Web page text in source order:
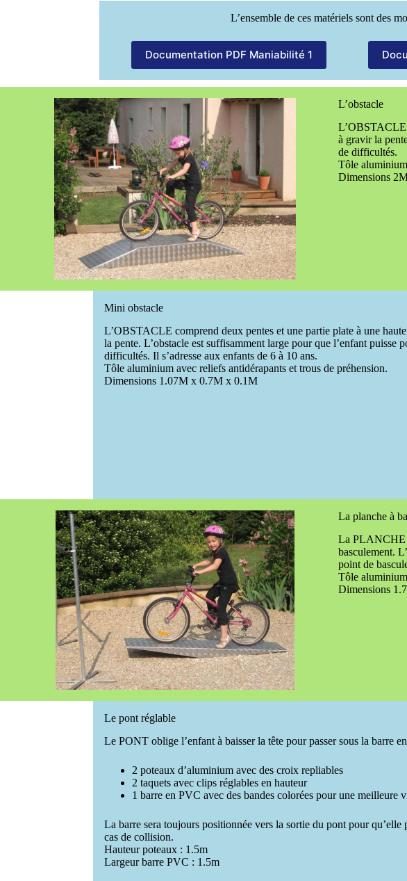
L’ensemble de ces matériels sont des
Documentation PDF Maniabilité 1
L’obstacle
L’OBSTACLE
à gravir la
de difficultés.
Tôle
Dimensions
Mini obstacle
L’OBSTACLE comprend deux pentes et une partie plate à une
la pente. L’obstacle est suffisamment large pour que l’enfant puisse
difficultés. Il s’adresse aux enfants de 6 à 10 ans.
Tôle aluminium avec reliefs antidérapants et trous de préhension.
Dimensions 1.07M x 0.7M x 0.1M
La planche à
La PLANCHE
basculement.
point de
Tôle
Dimensions
Le pont réglable
Le PONT oblige l’enfant à baisser la tête pour passer sous la barre
2 poteaux d’aluminium avec des croix repliables
2 taquets avec clips réglables en hauteur
1 barre en PVC avec des bandes colorées pour une meilleure
La barre sera toujours positionnée vers la sortie du pont pour
cas de collision.
Hauteur poteaux : 1.5m
Largeur barre PVC : 1.5m